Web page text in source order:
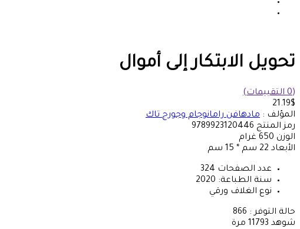
تحويل الابتكار إلى أموال
(0 التقييمات)
21.19$
المؤلف : مادهافن رامانوجام وجورج تاك
رمز المنتج 9789923120446
الوزن 650 غرام
الأبعاد 22 سم * 15 سم
عدد الصفحات 324
سنة الطباعة: 2020
نوع الغلاف ورقي
حالة التوفر : 866
شوهد 11793 مرة